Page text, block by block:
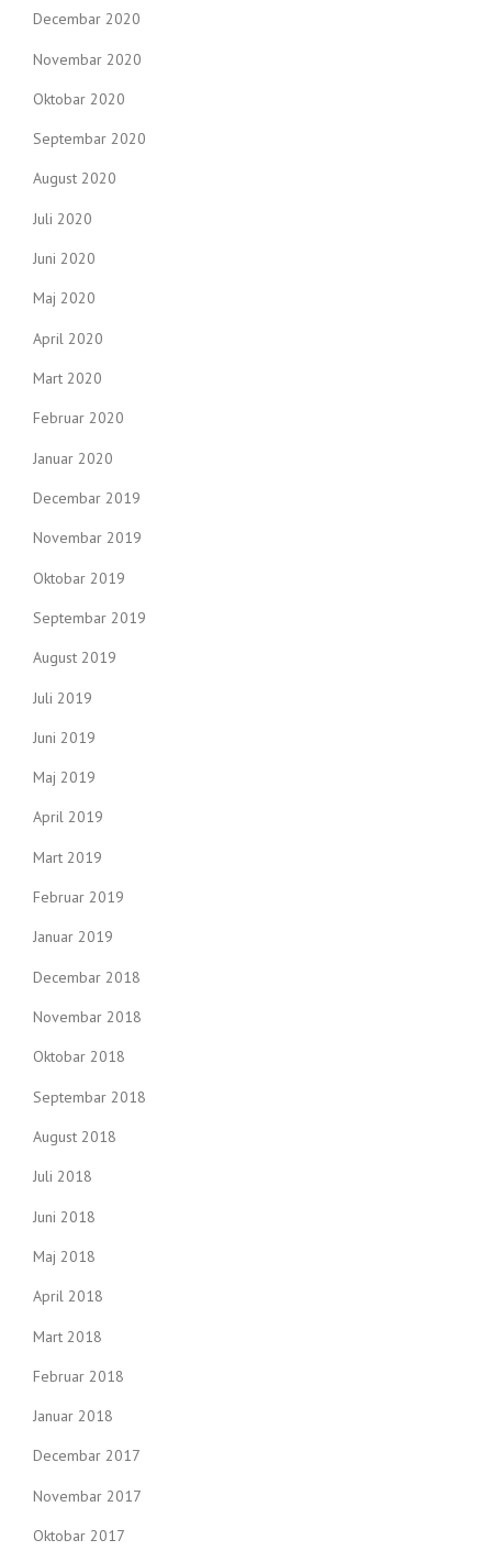
Decembar 2020
Novembar 2020
Oktobar 2020
Septembar 2020
August 2020
Juli 2020
Juni 2020
Maj 2020
April 2020
Mart 2020
Februar 2020
Januar 2020
Decembar 2019
Novembar 2019
Oktobar 2019
Septembar 2019
August 2019
Juli 2019
Juni 2019
Maj 2019
April 2019
Mart 2019
Februar 2019
Januar 2019
Decembar 2018
Novembar 2018
Oktobar 2018
Septembar 2018
August 2018
Juli 2018
Juni 2018
Maj 2018
April 2018
Mart 2018
Februar 2018
Januar 2018
Decembar 2017
Novembar 2017
Oktobar 2017